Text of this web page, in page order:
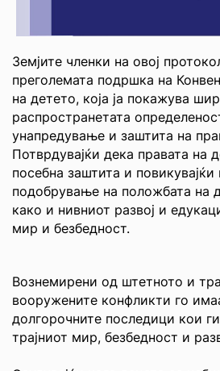
Земјите членки на овој
преголемата подршка на
на детето, која ја покажува
распространетата
унапредување и заштита на
Потврдувајќи дека правата на
посебна заштита и повикувајќи
подобрување на положбата на
како и нивниот развој и
мир и безбедност.
Вознемирени од штетното и
вооружените конфликти го
долгорочните последици кои
трајниот мир, безбедност и